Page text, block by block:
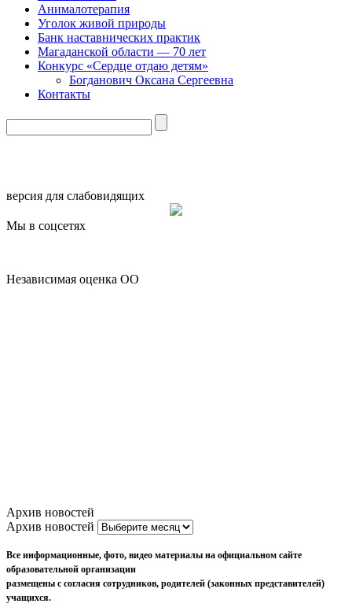
Анималотерапия
Уголок живой природы
Банк наставнических практик
Магаданской области — 70 лет
Конкурс «Сердце отдаю детям»
Богданович Оксана Сергеевна
Контакты
версия для слабовидящих
Мы в соцсетях
Независимая оценка ОО
Архив новостей
Архив новостей
Все информационные, фото, видео материалы на официальном сайте
образовательной организации
размещены с согласия сотрудников, родителей (законных представителей)
учащихся.